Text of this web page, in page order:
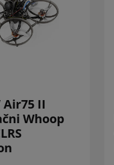
Air75 II
Whoop